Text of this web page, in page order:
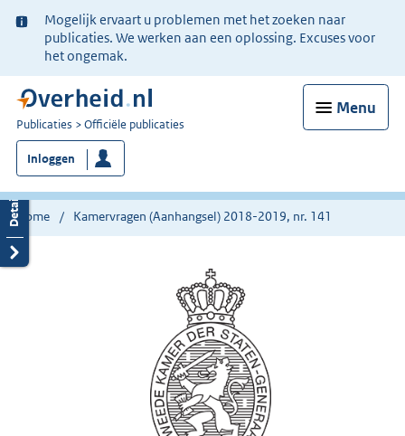
Ter
informatie:
Mogelijk ervaart u problemen met het zoeken naar
publicaties. We werken aan een oplossing. Excuses voor
het ongemak.
Menu
U
bent
nu
hier:
Publicaties Officiële publicaties
Inloggen
Home Kamervragen (Aanhangsel) 2018-2019, nr. 141